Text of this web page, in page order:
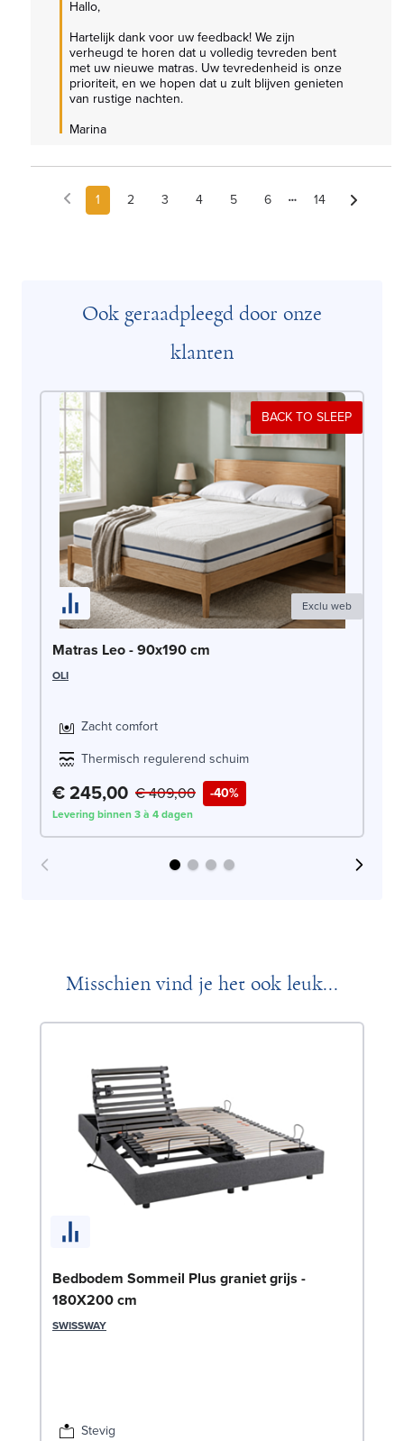
Hallo,
Hartelijk dank voor uw feedback! We zijn
verheugd te horen dat u volledig tevreden bent
met uw nieuwe matras. Uw tevredenheid is onze
prioriteit, en we hopen dat u zult blijven genieten
van rustige nachten.
Marina
1 2 3 4 5 6 14
Ook geraadpleegd door onze
klanten
BACK TO SLEEP
Exclu web
Matras Leo - 90x190 cm
OLI
Zacht comfort
Thermisch regulerend schuim
€ 245,00 -40%
€ 409,00
Levering binnen 3 à 4 dagen
Misschien vind je het ook leuk...
Bedbodem Sommeil Plus graniet grijs -
180X200 cm
SWISSWAY
Stevig